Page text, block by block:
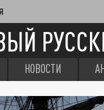
НОВОСТИ